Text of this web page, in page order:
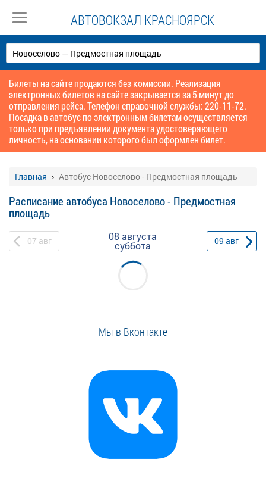
АВТОВОКЗАЛ КРАСНОЯРСК
Билеты на сайте продаются без комиссии. Реализация
электронных билетов на сайте закрывается за 5 минут до
отправления рейса. Телефон справочной службы: 220-11-72.
Посадка в автобус по электронным билетам осуществляется
только при предъявлении документа удостоверяющего
личность, на основании которого был оформлен билет.
Главная Автобус Новоселово - Предмостная площадь
Расписание автобуса Новоселово - Предмостная
площадь
07 авг 08 августа
суббота 09 авг
Мы в Вконтакте